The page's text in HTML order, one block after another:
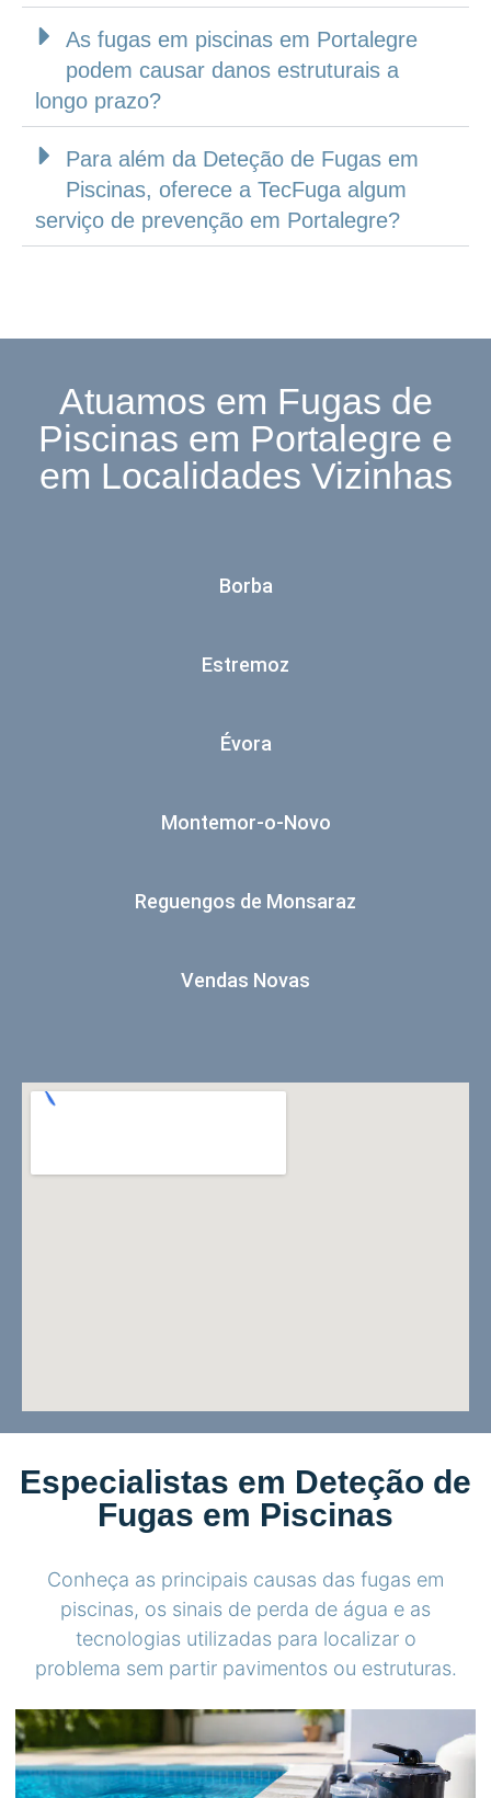
As fugas em piscinas em Portalegre
podem causar danos estruturais a
longo prazo?
Para além da Deteção de Fugas em
Piscinas, oferece a TecFuga algum
serviço de prevenção em Portalegre?
Atuamos em Fugas de
Piscinas em Portalegre e
em Localidades Vizinhas
Borba
Estremoz
Évora
Montemor-o-Novo
Reguengos de Monsaraz
Vendas Novas
Especialistas em Deteção de
Fugas em Piscinas
Conheça as principais causas das fugas em
piscinas, os sinais de perda de água e as
tecnologias utilizadas para localizar o
problema sem partir pavimentos ou estruturas.